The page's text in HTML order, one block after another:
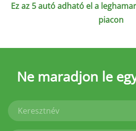
Ez az 5 autó adható el a
piacon
Ne maradjon le